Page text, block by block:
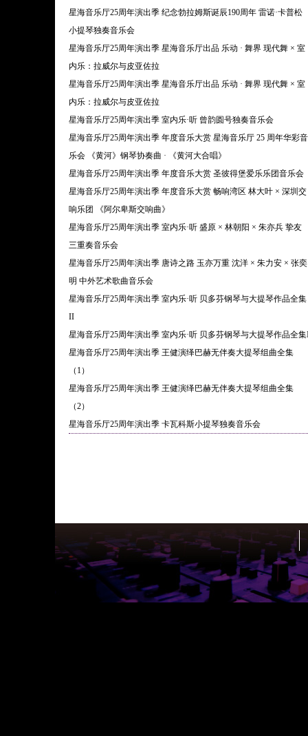
星海音乐厅25周年演出季 纪念勃拉姆斯诞辰190周年 雷诺·卡普松
小提琴独奏音乐会
星海音乐厅25周年演出季 星海音乐厅出品 乐动 · 舞界 现代舞 × 室
内乐：拉威尔与皮亚佐拉
星海音乐厅25周年演出季 星海音乐厅出品 乐动 · 舞界 现代舞 × 室
内乐：拉威尔与皮亚佐拉
星海音乐厅25周年演出季 室内乐·听 曾韵圆号独奏音乐会
星海音乐厅25周年演出季 年度音乐大赏 星海音乐厅 25 周年华彩音
乐会 《黄河》钢琴协奏曲 · 《黄河大合唱》
星海音乐厅25周年演出季 年度音乐大赏 圣彼得堡爱乐乐团音乐会
星海音乐厅25周年演出季 年度音乐大赏 畅响湾区 林大叶 × 深圳交
响乐团 《阿尔卑斯交响曲》
星海音乐厅25周年演出季 室内乐·听 盛原 × 林朝阳 × 朱亦兵 挚友
三重奏音乐会
星海音乐厅25周年演出季 唐诗之路 玉亦万重 沈洋 × 朱力安 × 张奕
明 中外艺术歌曲音乐会
星海音乐厅25周年演出季 室内乐·听 贝多芬钢琴与大提琴作品全集
II
星海音乐厅25周年演出季 室内乐·听 贝多芬钢琴与大提琴作品全
星海音乐厅25周年演出季 王健演绎巴赫无伴奏大提琴组曲全集
（1）
星海音乐厅25周年演出季 王健演绎巴赫无伴奏大提琴组曲全集
（2）
星海音乐厅25周年演出季 卡瓦科斯小提琴独奏音乐会